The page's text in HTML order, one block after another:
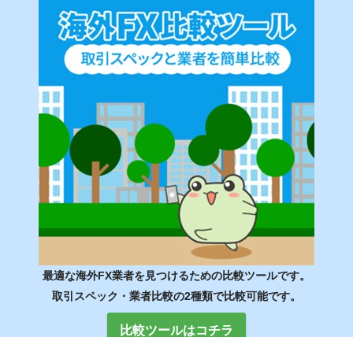
最適な海外FX業者を見つけるための比較ツールです。
取引スペック・業者比較の2種類で比較可能です。
比較ツールはコチラ